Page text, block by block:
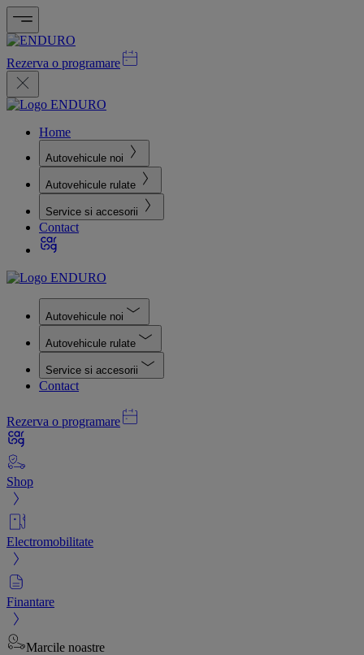
Rezerva o programare
Home
Autovehicule noi
Autovehicule rulate
Service si accesorii
Contact
Autovehicule noi
Autovehicule rulate
Service si accesorii
Contact
Rezerva o programare
Shop
Electromobilitate
Finantare
Marcile noastre